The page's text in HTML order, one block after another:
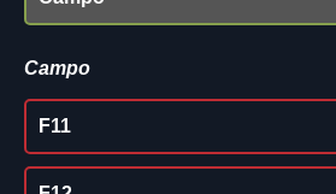
Campo
F11